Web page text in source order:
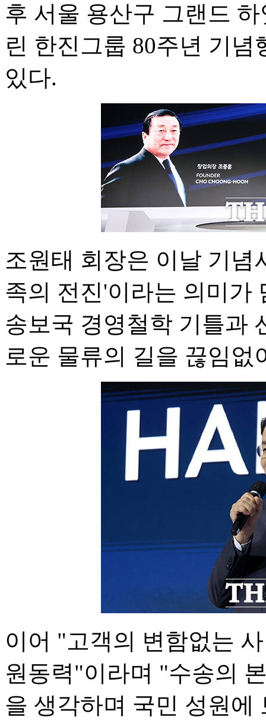
후 서울 용산구 그랜드
린 한진그룹 80주년 기
있다.
조원태 회장은 이날 기
족의 전진'이라는 의미가
송보국 경영철학 기틀과
로운 물류의 길을 끊임없
이어 "고객의 변함없는
원동력"이라며 "수송의
을 생각하며 국민 성원에